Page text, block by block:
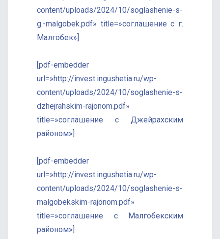
content/uploads/2024/10/soglashenie-s-
g.-malgobek.pdf» title=»соглашение с г.
Малгобек»]
[pdf-embedder
url=»http://invest.ingushetia.ru/wp-
content/uploads/2024/10/soglashenie-s-
dzhejrahskim-rajonom.pdf»
title=»соглашение с Джейрахским
районом»]
[pdf-embedder
url=»http://invest.ingushetia.ru/wp-
content/uploads/2024/10/soglashenie-s-
malgobekskim-rajonom.pdf»
title=»соглашение с Малгобекским
районом»]